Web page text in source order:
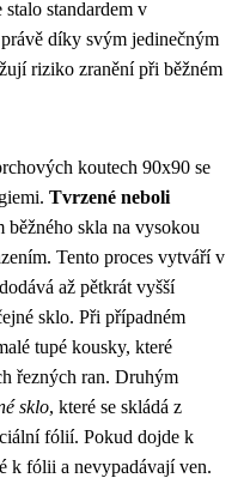
standardem v
díky svým jedinečným
riziko zranění při běžném
koutech 90x90 se
Tvrzené neboli
běžného skla na vysokou
Tento proces vytváří v
až pětkrát vyšší
sklo. Při případném
tupé kousky, které
řezných ran. Druhým
sklo, které se skládá z
fólií. Pokud dojde k
k fólii a nevypadávají ven.